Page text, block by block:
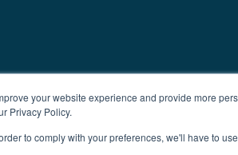
your website experience and provide more
Privacy Policy.
to comply with your preferences, we'll have to